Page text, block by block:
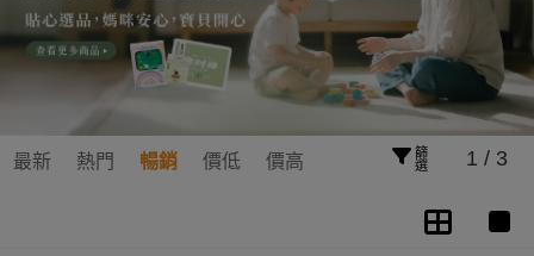
首購消費滿600享免運，消費滿3000再享折扣$100 !
最新 熱門 暢銷 價低 價高 篩選 1 / 3